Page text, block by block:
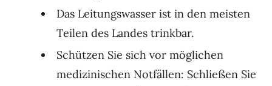
Das Leitungswasser ist in den meisten
Teilen des Landes trinkbar.
Schützen Sie sich vor möglichen
medizinischen Notfällen: Schließen Sie